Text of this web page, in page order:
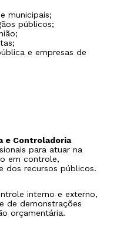
municipais;
públicos;
e empresas de
e Controladoria
para atuar na
em controle,
dos recursos públicos.
interno e externo,
de demonstrações
orçamentária.